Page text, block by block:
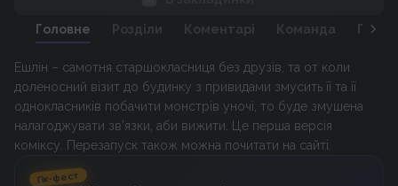
Головне Розділи Коментарі Команда
Ешлін – самотня старшокласниця без друзів, та от коли
доленосний візит до будинку з привидами змусить її та її
однокласників побачити монстрів уночі, то буде змушена
налагоджувати зв’язки, аби вижити. Це перша версія
Гік-фест